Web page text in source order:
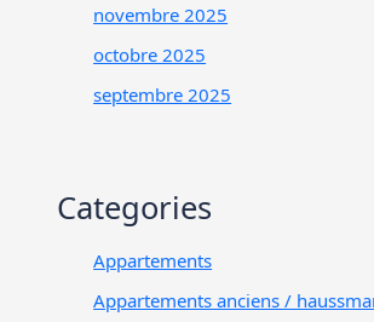
novembre 2025
octobre 2025
septembre 2025
Categories
Appartements
Appartements anciens /